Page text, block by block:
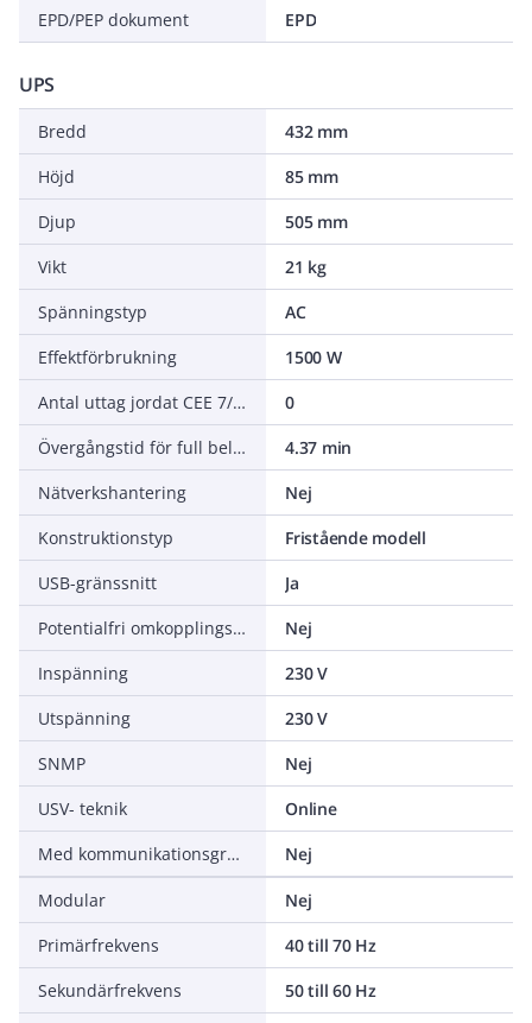
EPD/PEP dokument
EPD
UPS
Bredd
432 mm
Höjd
85 mm
Djup
505 mm
Vikt
21 kg
Spänningstyp
AC
Effektförbrukning
1500 W
Antal uttag jordat CEE 7/3 (Typ F)
0
Övergångstid för full belastning
4.37 min
Nätverkshantering
Nej
Konstruktionstyp
Fristående modell
USB-gränssnitt
Ja
Potentialfri omkopplingskontakt
Nej
Inspänning
230 V
Utspänning
230 V
SNMP
Nej
USV- teknik
Online
Med kommunikationsgränssnitt RS 232
Nej
Modular
Nej
Primärfrekvens
40 till 70 Hz
Sekundärfrekvens
50 till 60 Hz